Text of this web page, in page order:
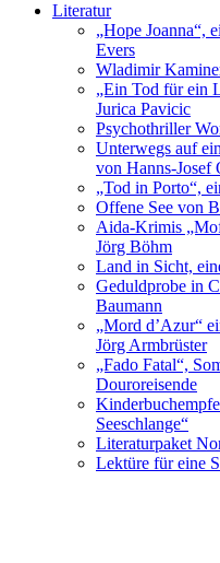
Literatur
„Hope Joanna“,
Evers
Wladimir
„Ein Tod für ein
Jurica Pavicic
Psychothriller
Unterwegs auf
von Hanns-Josef
„Tod in Porto“,
Offene See von
Aida-Krimis
Jörg Böhm
Land in Sicht,
Geduldprobe in
Baumann
„Mord d’Azur“
Jörg Armbrüster
„Fado Fatal“,
Douroreisende
Seeschlange“
Literaturpaket
Lektüre für eine